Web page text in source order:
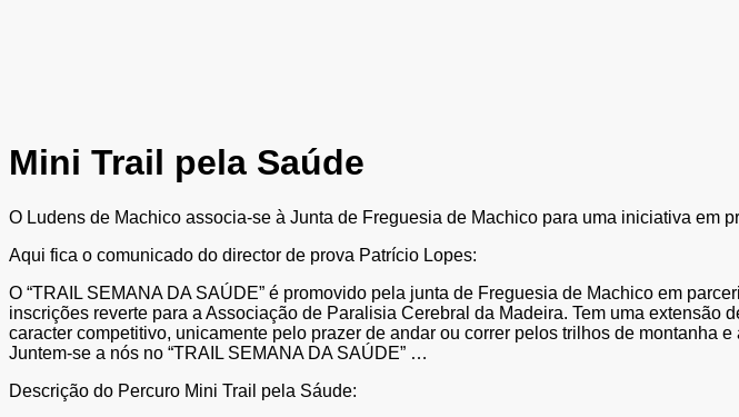
Mini Trail pela Saúde
O Ludens de Machico associa-se à Junta de Freguesia de Machico para uma iniciativa em
Aqui fica o comunicado do director de prova Patrício Lopes:
O “TRAIL SEMANA DA SAÚDE” é promovido pela junta de Freguesia de Machico em
inscrições reverte para a Associação de Paralisia Cerebral da Madeira. Tem uma
caracter competitivo, unicamente pelo prazer de andar ou correr pelos trilhos de montanha
Juntem-se a nós no “TRAIL SEMANA DA SAÚDE” …
Descrição do Percuro Mini Trail pela Sáude: